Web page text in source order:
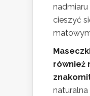
cieszyć
również